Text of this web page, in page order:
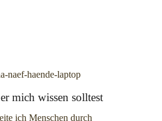
mich wissen solltest
ich Menschen durch